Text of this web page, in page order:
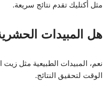
مثل أكتليك تقدم نتائج سريعة.
هل المبيدات
نعم، المبيدات الطبيعية مثل زيت
الوقت لتحقيق النتائج.